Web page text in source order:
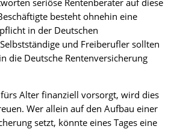
besteht ohnehin eine
in der Deutschen
und Freiberufler sollten
die Deutsche Rentenversicherung
Alter finanziell vorsorgt, wird dies
Wer allein auf den Aufbau einer
setzt, könnte eines Tages eine